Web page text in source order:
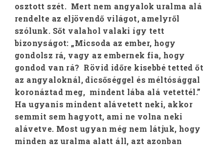
osztott szét. Mert nem angyalok uralma alá
rendelte az eljövendő világot, amelyről
szólunk. Sőt valahol valaki így tett
bizonyságot: „Micsoda az ember, hogy
gondolsz rá, vagy az embernek fia, hogy
gondod van rá? Rövid időre kisebbé tetted őt
az angyaloknál, dicsőséggel és méltósággal
koronáztad meg, mindent lába alá vetettél.”
Ha ugyanis mindent alávetett neki, akkor
semmit sem hagyott, ami ne volna neki
alávetve. Most ugyan még nem látjuk, hogy
minden az uralma alatt áll, azt azonban